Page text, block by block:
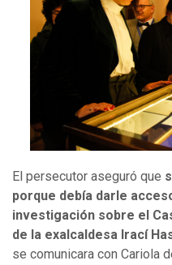
El persecutor aseguró que
porque debía darle
investigación sobre el
de la exalcaldesa Irací
se comunicara con Cariola